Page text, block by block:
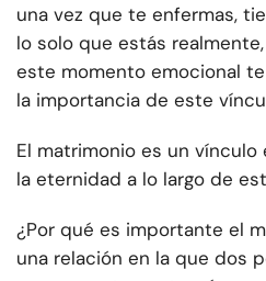
una vez que te enfermas,
lo solo que estás
este momento emocional
la importancia de este
El matrimonio es un
la eternidad a lo largo de
¿Por qué es importante el
una relación en la que dos